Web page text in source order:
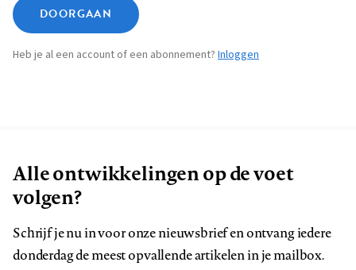
DOORGAAN
Heb je al een account of een abonnement? Inloggen
Alle ontwikkelingen op de voet
volgen?
Schrijf je nu in voor onze nieuwsbrief en ontvang iedere
donderdag de meest opvallende artikelen in je mailbox.